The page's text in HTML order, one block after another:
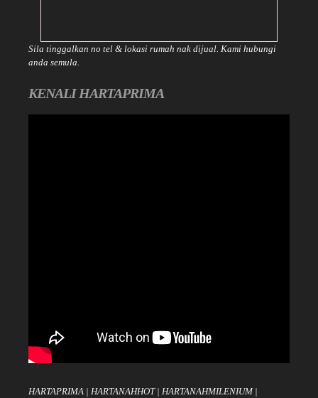
Sila tinggalkan no tel & lokasi rumah nak dijual. Kami hubungi
anda semula.
KENALI HARTAPRIMA
HARTAPRIMA | HARTANAHHOT| HARTANAHMILENIUM|